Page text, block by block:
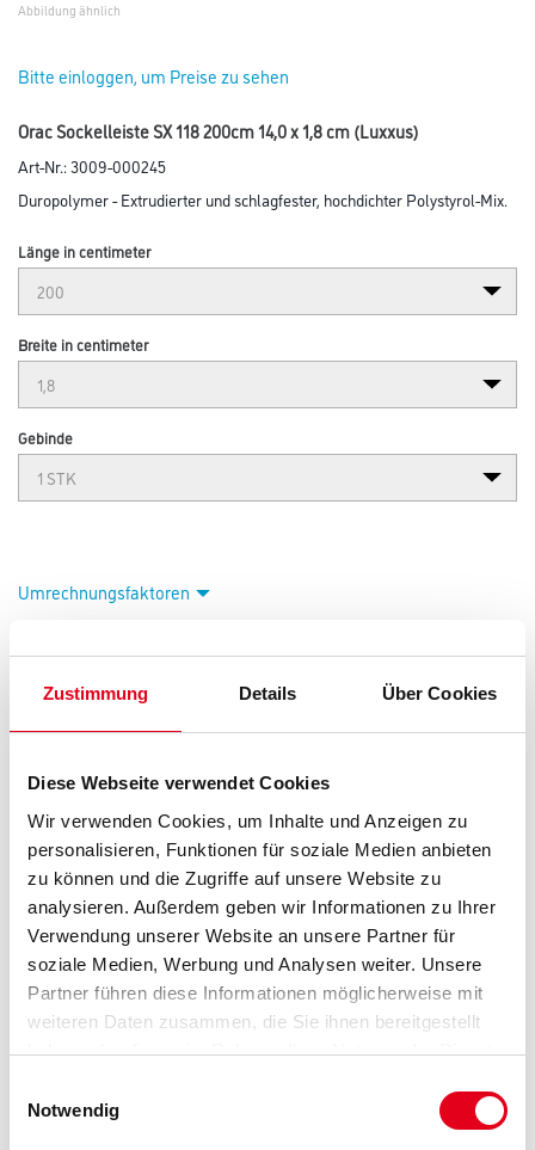
Zustimmung Details Über Cookies
Diese Webseite verwendet Cookies
Wir verwenden Cookies, um Inhalte und Anzeigen zu
personalisieren, Funktionen für soziale Medien anbieten
zu können und die Zugriffe auf unsere Website zu
analysieren. Außerdem geben wir Informationen zu Ihrer
Verwendung unserer Website an unsere Partner für
soziale Medien, Werbung und Analysen weiter. Unsere
Partner führen diese Informationen möglicherweise mit
weiteren Daten zusammen, die Sie ihnen bereitgestellt
haben oder die sie im Rahmen Ihrer Nutzung der Dienste
Notwendig
Abbildung ähnlich
Bitte einloggen, um Preise zu sehen
Orac Sockelleiste SX 118 200cm 14,0 x 1,8 cm (Luxxus)
Art-Nr.:3009-000245
Duropolymer - Extrudierter und schlagfester, hochdichter Polystyrol-Mix.
Länge in centimeter
Breite in centimeter
Gebinde
Umrechnungsfaktoren
VIELLEICHT GEFÄLLT IHNEN AUCH...
Orac Decofix Pro FDP 500
Orac Decofix Ultra FX 400
270 ml für Stoßstellen